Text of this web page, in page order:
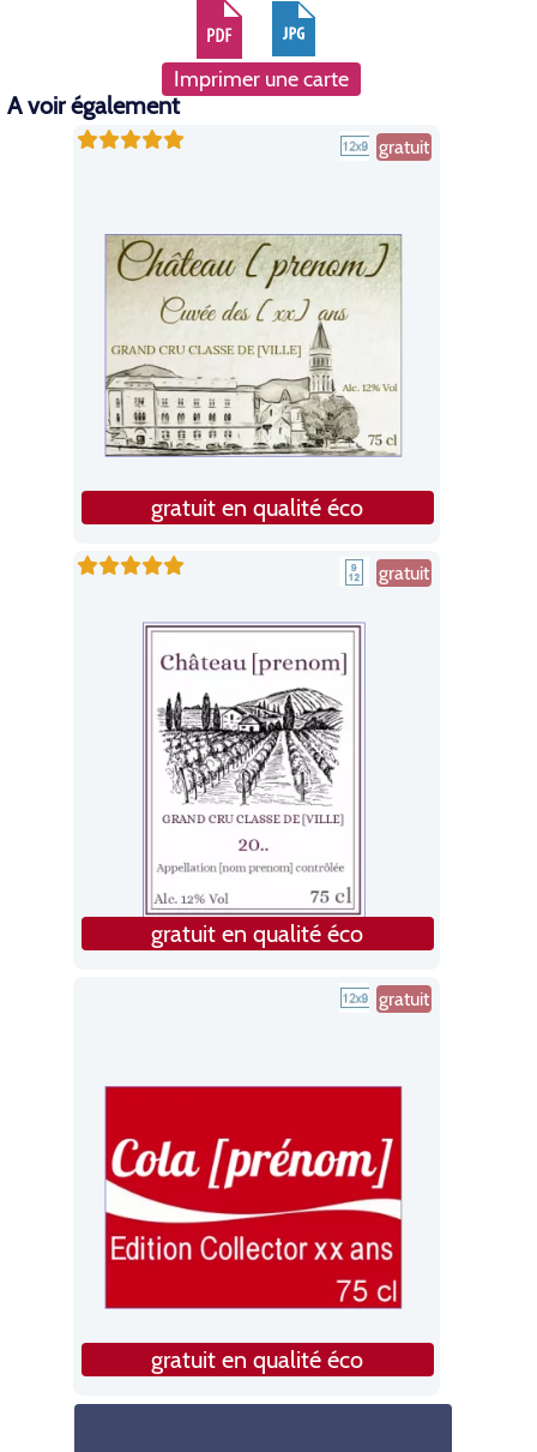
Imprimer une carte
A voir également
gratuit
gratuit en qualité éco
gratuit
gratuit en qualité éco
gratuit
gratuit en qualité éco